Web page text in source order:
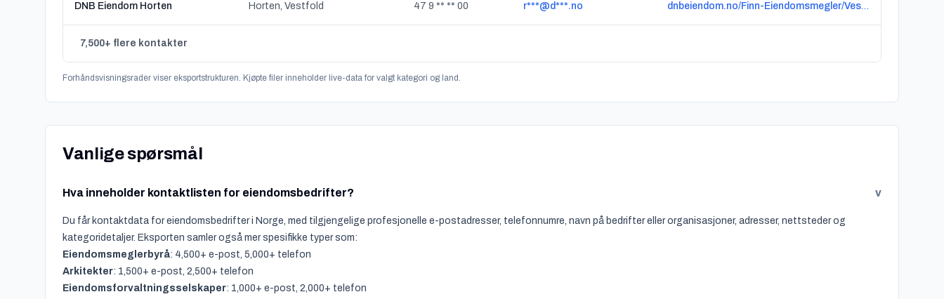
DNB Eiendom Horten Horten, Vestfold 47 9 ** ** 00 r***@d***.no dnbeiendom.no/Finn-Eiendomsmegler/Vestfold-og-Telemark/Horten
7,500+ flere kontakter
Forhåndsvisningsrader viser eksportstrukturen. Kjøpte filer inneholder live-data for valgt kategori og land.
Vanlige spørsmål
Hva inneholder kontaktlisten for eiendomsbedrifter? v
Du får kontaktdata for eiendomsbedrifter i Norge, med tilgjengelige profesjonelle e-postadresser, telefonnumre, navn på bedrifter eller organisasjoner, adresser, nettsteder og
kategoridetaljer. Eksporten samler også mer spesifikke typer som:
Eiendomsmeglerbyrå: 4,500+ e-post, 5,000+ telefon
Arkitekter: 1,500+ e-post, 2,500+ telefon
Eiendomsforvaltningsselskaper: 1,000+ e-post, 2,000+ telefon